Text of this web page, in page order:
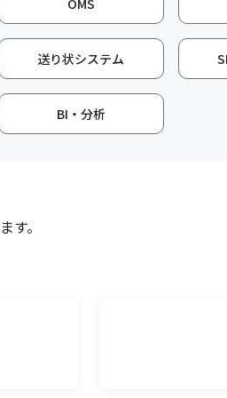
ECのクレジットカードや代引きな
マッチングして入金管理ができる機
ECメール送信
ECの注文情報から取得した購入者の
帳票編集ツール
OMS
送り状システム
BI・分析
す。